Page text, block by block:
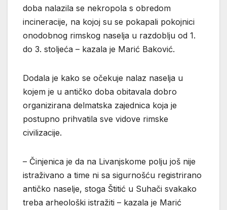
doba nalazila se nekropola s obredom
incineracije, na kojoj su se pokapali pokojnici
onodobnog rimskog naselja u razdoblju od 1.
do 3. stoljeća – kazala je Marić Baković.
Dodala je kako se očekuje nalaz naselja u
kojem je u antičko doba obitavala dobro
organizirana delmatska zajednica koja je
postupno prihvatila sve vidove rimske
civilizacije.
– Činjenica je da na Livanjskome polju još nije
istraživano a time ni sa sigurnošću registrirano
antičko naselje, stoga Štitić u Suhači svakako
treba arheološki istražiti – kazala je Marić